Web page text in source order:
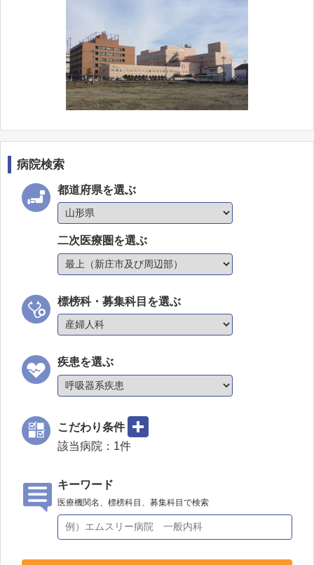
病院検索
都道府県を選ぶ
二次医療圏を選ぶ
標榜科・募集科目を選ぶ
疾患を選ぶ
こだわり条件
該当病院： 1件
キーワード
医療機関名、標榜科目、募集科目で検索